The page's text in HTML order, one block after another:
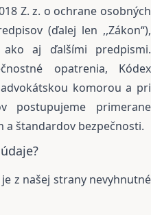
Z. z. o ochrane osobných
(ďalej len ,,Zákon“),
aj ďalšími predpismi.
opatrenia, Kódex
komorou a pri
postupujeme primerane
štandardov bezpečnosti.
z našej strany nevyhnutné